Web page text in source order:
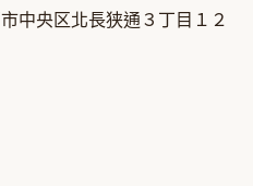
中央区北長狭通３丁目１２